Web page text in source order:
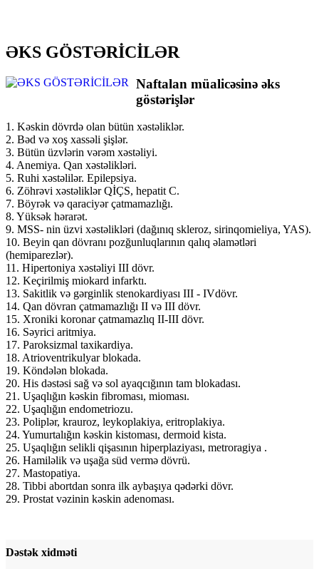
ƏKS GÖSTƏRİCİLƏR
Naftalan müalicəsinə əks
göstərişlər
1. Kəskin dövrdə olan bütün xəstəliklər.
2. Bəd və xoş xassəli şişlər.
3. Bütün üzvlərin vərəm xəstəliyi.
4. Anemiya. Qan xəstəlikləri.
5. Ruhi xəstəlilər. Epilepsiya.
6. Zöhrəvi xəstəliklər QİÇS, hepatit C.
7. Böyrək və qaraciyər çatmamazlığı.
8. Yüksək hərarət.
9. MSS- nin üzvi xəstəlikləri (dağınıq skleroz, sirinqomieliya, YAS).
10. Beyin qan dövranı pozğunluqlarının qalıq əlamətləri
(hemiparezlər).
11. Hipertoniya xəstəliyi III dövr.
12. Keçirilmiş miokard infarktı.
13. Sakitlik və gərginlik stenokardiyası III - IVdövr.
14. Qan dövran çatmamazlığı II və III dövr.
15. Xroniki koronar çatmamazlıq II-III dövr.
16. Səyrici aritmiya.
17. Paroksizmal taxikardiya.
18. Atrioventrikulyar blokada.
19. Köndələn blokada.
20. His dəstəsi sağ və sol ayaqcığının tam blokadası.
21. Uşaqlığın kəskin fibroması, mioması.
22. Uşaqlığın endometriozu.
23. Poliplər, krauroz, leykoplakiya, eritroplakiya.
24. Yumurtalığın kəskin kistoması, dermoid kista.
25. Uşaqlığın selikli qişasının hiperplaziyası, metroragiya .
26. Hamiləlik və uşağa süd vermə dövrü.
27. Mastopatiya.
28. Tibbi abortdan sonra ilk aybaşıya qədərki dövr.
29. Prostat vəzinin kəskin adenoması.
Dəstək xidməti